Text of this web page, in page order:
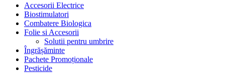
Accesorii Electrice
Biostimulatori
Combatere Biologica
Folie si Accesorii
Solutii pentru umbrire
Îngrășăminte
Pachete Promoționale
Pesticide